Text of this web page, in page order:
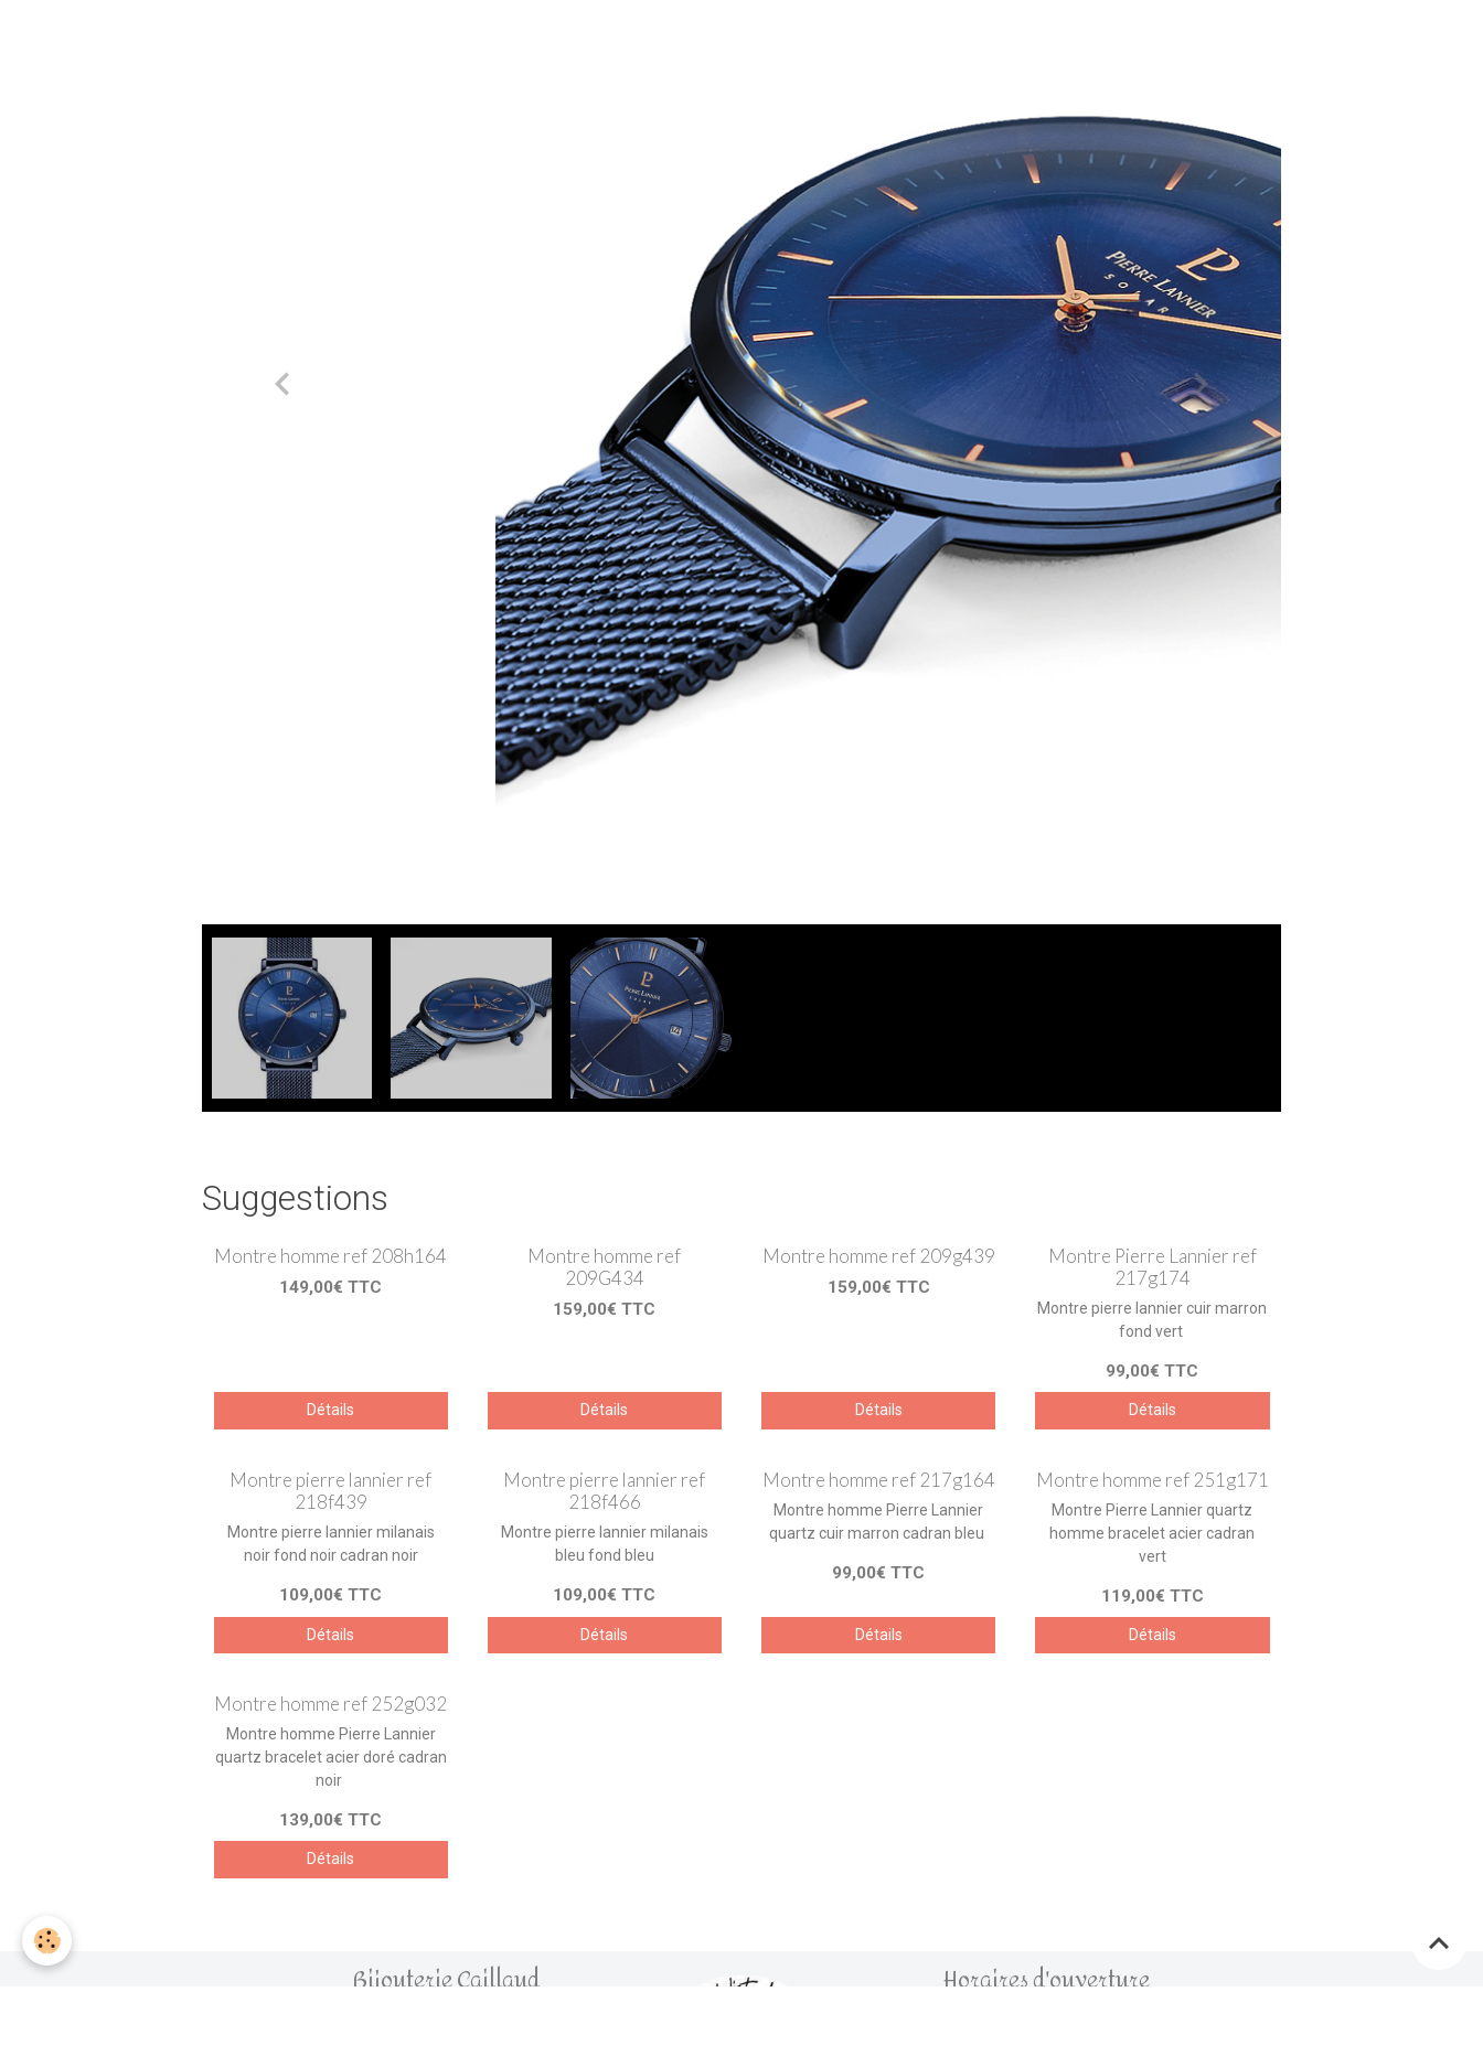
Suggestions
Montre homme ref 208h164
149,00€ TTC
Détails
Montre homme ref
209G434
159,00€ TTC
Détails
Montre homme ref 209g439
159,00€ TTC
Détails
Montre Pierre Lannier ref
217g174
Montre pierre lannier cuir marron
fond vert
99,00€ TTC
Détails
Montre pierre lannier ref
218f439
Montre pierre lannier milanais
noir fond noir cadran noir
109,00€ TTC
Détails
Montre pierre lannier ref
218f466
Montre pierre lannier milanais
bleu fond bleu
109,00€ TTC
Détails
Montre homme ref 217g164
Montre homme Pierre Lannier
quartz cuir marron cadran bleu
99,00€ TTC
Détails
Montre homme ref 251g171
Montre Pierre Lannier quartz
homme bracelet acier cadran
vert
119,00€ TTC
Détails
Montre homme ref 252g032
Montre homme Pierre Lannier
quartz bracelet acier doré cadran
noir
139,00€ TTC
Détails
Bijouterie Caillaud Horaires d'ouverture